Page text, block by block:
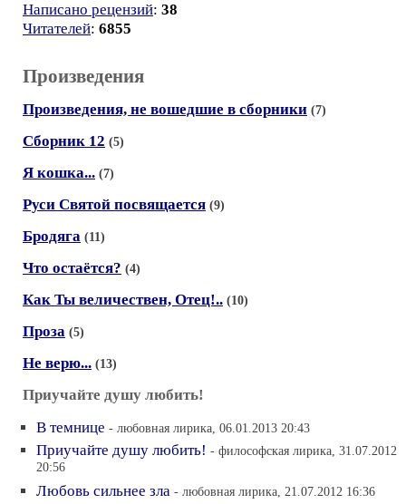
Написано рецензий: 38
Читателей: 6855
Произведения
Произведения, не вошедшие в сборники (7)
Сборник 12 (5)
Я кошка... (7)
Руси Святой посвящается (9)
Бродяга (11)
Что остаётся? (4)
Как Ты величествен, Отец!.. (10)
Проза (5)
Не верю... (13)
Приучайте душу любить!
В темнице - любовная лирика, 06.01.2013 20:43
Приучайте душу любить! - философская лирика, 31.07.2012
20:56
Любовь сильнее зла - любовная лирика, 21.07.2012 16:36